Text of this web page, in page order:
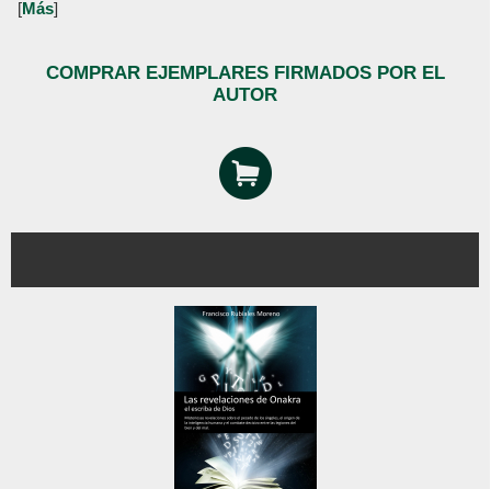
[Más]
COMPRAR EJEMPLARES FIRMADOS POR EL
AUTOR